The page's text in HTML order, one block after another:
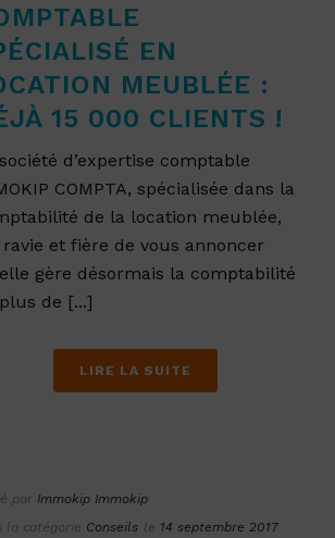
EN
MEUBLÉE :
15 000 CLIENTS !
d’expertise comptable
COMPTA, spécialisée dans la
de la location meublée,
ravie et fière de vous annoncer
gère désormais la comptabilité
de [...]
LIRE LA SUITE
par Immokip Immokip
la catégorie Conseils le 14 septembre 2017